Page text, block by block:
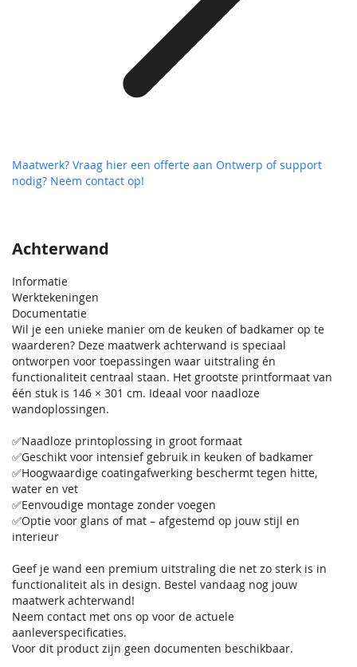
Achterwand
Informatie
Werktekeningen
Documentatie
Wil je een unieke manier om de keuken of badkamer op te
waarderen? Deze maatwerk achterwand is speciaal
ontworpen voor toepassingen waar uitstraling én
functionaliteit centraal staan. Het grootste printformaat van
één stuk is 146 × 301 cm. Ideaal voor naadloze
wandoplossingen.
✅Naadloze printoplossing in groot formaat
✅Geschikt voor intensief gebruik in keuken of badkamer
✅Hoogwaardige coatingafwerking beschermt tegen hitte,
water en vet
✅Eenvoudige montage zonder voegen
✅Optie voor glans of mat – afgestemd op jouw stijl en
interieur
Geef je wand een premium uitstraling die net zo sterk is in
functionaliteit als in design. Bestel vandaag nog jouw
maatwerk achterwand!
Neem contact met ons op voor de actuele
aanleverspecificaties.
Voor dit product zijn geen documenten beschikbaar.
Maatwerk? Vraag hier een offerte aan Ontwerp of support
nodig? Neem contact op!